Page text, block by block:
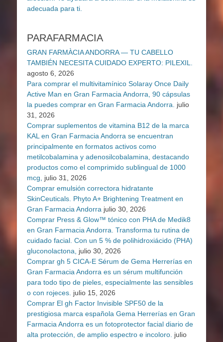
PARAFARMACIA
GRAN FARMÀCIA ANDORRA — TU CABELLO
TAMBIÉN NECESITA CUIDADO EXPERTO: PILEXIL.
agosto 6, 2026
Para comprar el multivitamínico Solaray Once Daily
Active Man en Gran Farmacia Andorra, 90 cápsulas
la puedes comprar en Gran Farmacia Andorra.
julio
31, 2026
Comprar suplementos de vitamina B12 de la marca
KAL en Gran Farmacia Andorra se encuentran
principalmente en formatos activos como
metilcobalamina y adenosilcobalamina, destacando
productos como el comprimido sublingual de 1000
mcg,
julio 31, 2026
Comprar emulsión correctora hidratante
SkinCeuticals. Phyto A+ Brightening Treatment en
Gran Farmacia Andorra julio 30, 2026
Comprar Press & Glow™ tónico con PHA de Medik8
en Gran Farmacia Andorra. Transforma tu rutina de
cuidado facial. Con un 5 % de polihidroxiácido (PHA)
gluconolactona,
julio 30, 2026
Comprar gh 5 CICA-E Sérum de Gema Herrerías en
Gran Farmacia Andorra es un sérum multifunción
para todo tipo de pieles, especialmente las sensibles
o con rojeces. julio 15, 2026
Comprar El gh Factor Invisible SPF50 de la
prestigiosa marca española Gema Herrerías en Gran
Farmacia Andorra es un fotoprotector facial diario de
alta protección, de amplio espectro e incoloro. julio